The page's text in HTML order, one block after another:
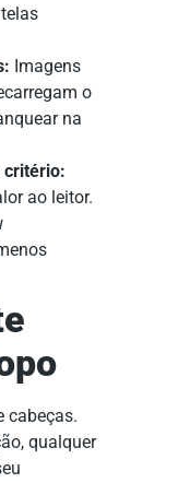
Imagens
o
na
critério:
ao leitor.
cabeças.
qualquer